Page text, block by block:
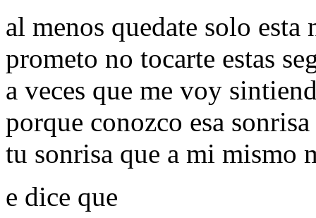
al menos quedate solo esta
prometo no tocarte estas
a veces que me voy
porque conozco esa
tu sonrisa que a mi mismo
e dice que